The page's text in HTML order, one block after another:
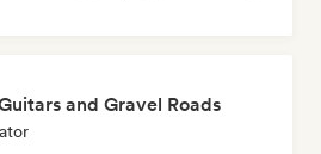
and Gravel Roads